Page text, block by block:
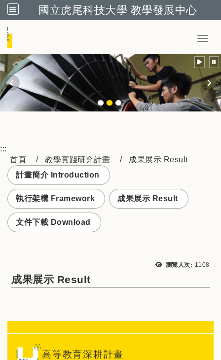
國立虎尾科技大學 教學發展中心
:::
首頁
教學實踐研究計畫
成果展示 Result
計畫簡介 Introduction
執行架構 Framework 成果展示 Result
文件下載 Download
瀏覽人次: 瀏覽次
1108
成果展示 Result
高等教育深耕計畫